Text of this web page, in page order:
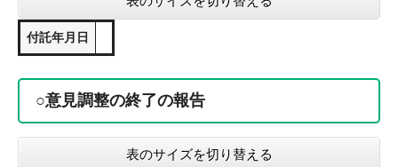
付託年月日
○意見調整の終了の報告
表のサイズを切り替える